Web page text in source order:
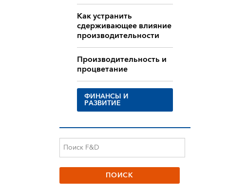
Как устранить
сдерживающее влияние
производительности
Производительность и
процветание
ФИНАНСЫ И
РАЗВИТИЕ